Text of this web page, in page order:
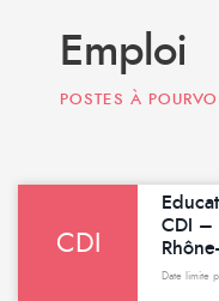
Emploi
POSTES À
CDI
CDI –
Date limite